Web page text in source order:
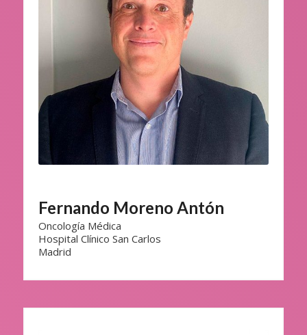
Fernando Moreno Antón
Oncología Médica
Hospital Clínico San Carlos
Madrid